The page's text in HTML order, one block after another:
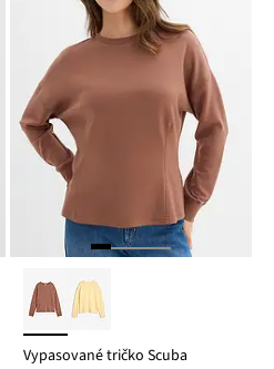
Vypasované tričko Scuba